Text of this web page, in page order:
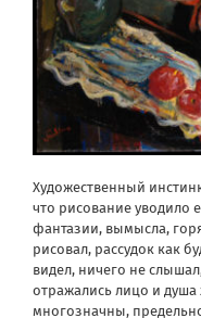
Художественный
что рисование уводило
фантазии, вымысла,
рисовал, рассудок как
видел, ничего не
отражались лицо и
многозначны,